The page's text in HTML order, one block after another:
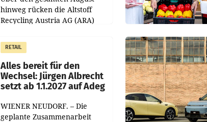
hinweg rücken die Altstoff
Recycling Austria AG (ARA)
Müller die Initiative „Kreislauf-
Helden“ in allen
österreichischen Müller-Filialen
RETAIL
Alles bereit für den
Wechsel: Jürgen Albrecht
setzt ab 1.1.2027 auf Adeg
WIENER NEUDORF. – Die
geplante Zusammenarbeit